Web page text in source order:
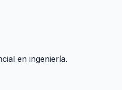
en ingeniería.